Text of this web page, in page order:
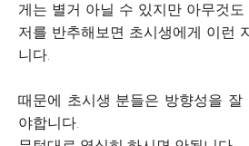
게는 별거 아닐 수 있지만 아무것
저를 반추해보면 초시생에게 이런
니다.
때문에 초시생 분들은 방향성을 잘
야합니다.